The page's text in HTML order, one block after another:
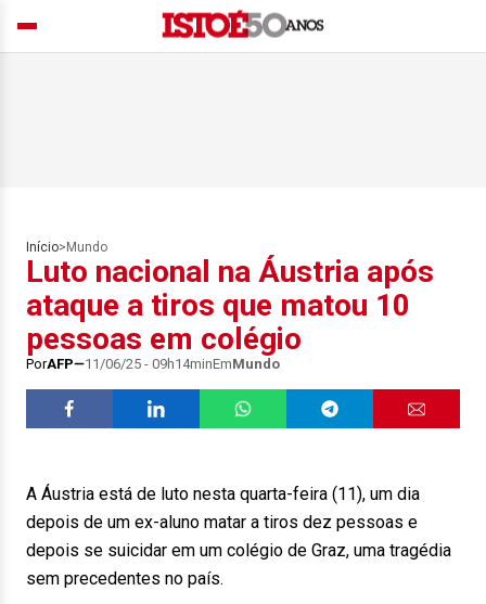
Início> Mundo
Luto nacional na Áustria após
ataque a tiros que matou 10
pessoas em colégio
PorAFP 11/06/25 - 09h14minEmMundo
A Áustria está de luto nesta quarta-feira (11), um dia
depois de um ex-aluno matar a tiros dez pessoas e
depois se suicidar em um colégio de Graz, uma tragédia
sem precedentes no país.